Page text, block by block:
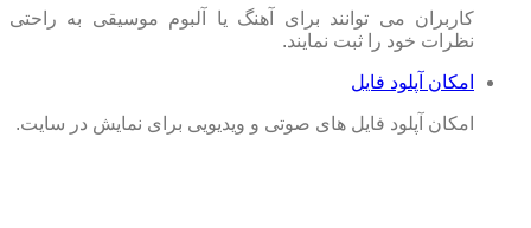
کاربران می توانند برای آهنگ یا آلبوم موسیقی به راحتی
نظرات خود را ثبت نمایند.
امکان آپلود فایل
امکان آپلود فایل های صوتی و ویدیویی برای نمایش در سایت.